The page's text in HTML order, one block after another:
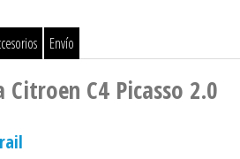
Envío
C4 Picasso 2.0